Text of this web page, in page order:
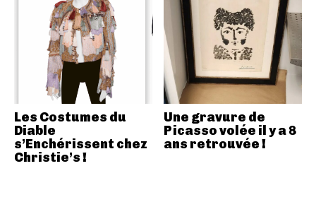
Les Costumes du
Diable
s’Enchérissent chez
Christie’s !
Une gravure de
Picasso volée il y a 8
ans retrouvée !